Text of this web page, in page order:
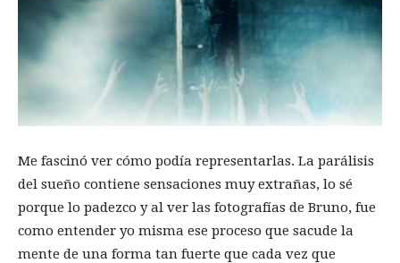
Me fascinó ver cómo podía representarlas. La parálisis
del sueño contiene sensaciones muy extrañas, lo sé
porque lo padezco y al ver las fotografías de Bruno, fue
como entender yo misma ese proceso que sacude la
mente de una forma tan fuerte que cada vez que